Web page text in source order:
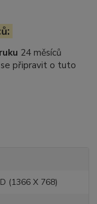
24 měsíců
připravit o tuto
(1366 X 768)